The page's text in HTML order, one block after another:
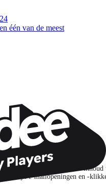
één van de meest
ontvangen?
en gepersonaliseerde inhoud
en mijn e-mailopeningen en -